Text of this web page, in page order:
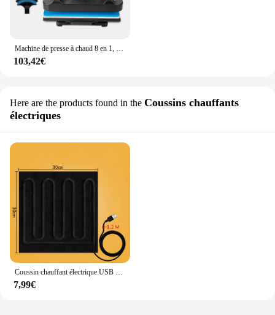
Machine de presse à chaud 8 en 1, chauffage des tubes pour touristes, sublimation de gaufrage, pivotement à 360 ° pour l'impression de t-shirts, de casquettes et de tasses à faire soi-même, presse à chaud
103,42€
Here are the products found in the Coussins chauffants
électriques
Coussin chauffant électrique USB avec synchronisation, chauffe-main pour siège de voiture, vêtements métropolitains bricolage, chaud, hiver
7,99€